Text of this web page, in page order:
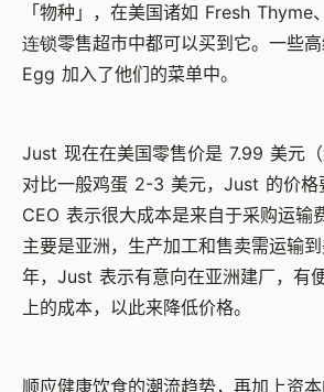
「物种」，在美国诸如 Fresh Thyme、
连锁零售超市中都可以买到它。一些
Egg 加入了他们的菜单中。
Just 现在在美国零售价是 7.99 美元
对比一般鸡蛋 2-3 美元， Just 的价格
CEO 表示很大成本是来自于采购运输
主要是亚洲，生产加工和售卖需运输
年， Just 表示有意向在亚洲建厂，有
上的成本，以此来降低价格。
顺应健康饮食的潮流趋势，再加上资本